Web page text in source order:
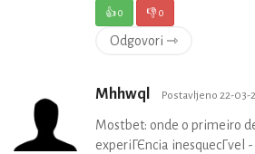
👍0 👎0
Odgovori ⇾
Mhhwql Postavljeno 22-03-
Mostbet: onde o primeiro
experiГЄncia inesquecГ­vel -